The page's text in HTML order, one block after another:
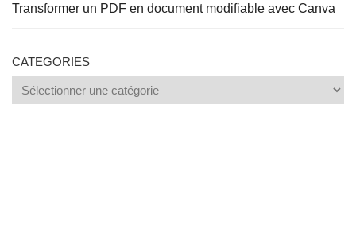
Transformer un PDF en document modifiable avec Canva
CATEGORIES
Categories